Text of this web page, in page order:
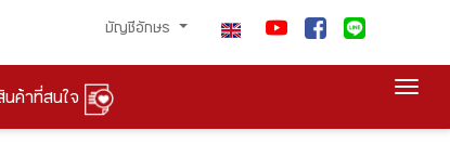
บัญชีอักษร
นค้าที่สนใจ